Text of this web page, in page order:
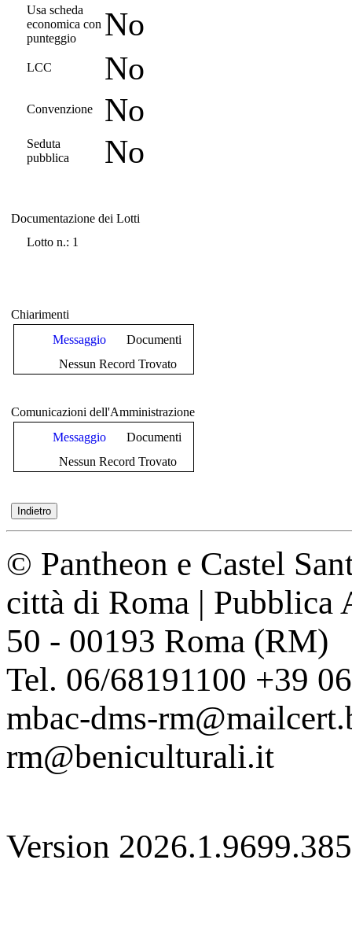
Usa scheda
economica con
punteggio
No
LCC No
Convenzione No
Seduta
pubblica
No
Documentazione dei Lotti
Lotto n.: 1
Chiarimenti
Messaggio
Documenti
Nessun Record Trovato
Comunicazioni dell'Amministrazione
Messaggio
Documenti
Nessun Record Trovato
© Pantheon e Castel
città di Roma | Pubblica
50 - 00193 Roma (RM)
Tel. 06/68191100 +39
mbac-dms-
rm@beniculturali.it
Version